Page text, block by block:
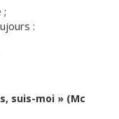
;
:
suis-moi » (Mc